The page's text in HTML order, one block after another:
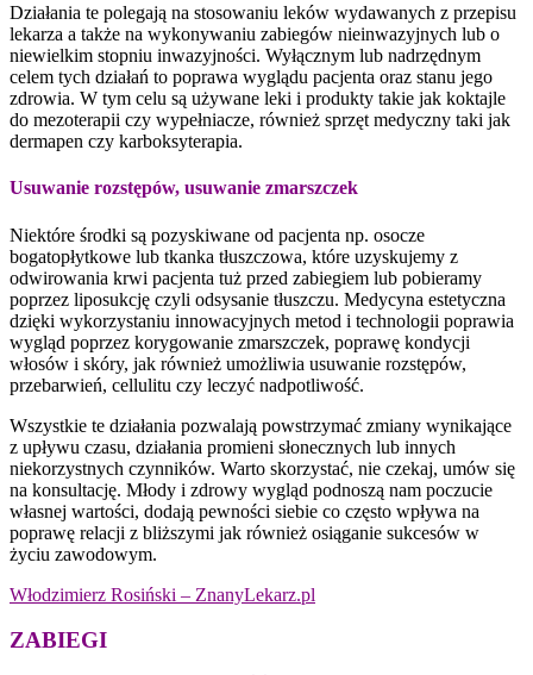
Działania te polegają na stosowaniu leków wydawanych z przepisu
lekarza a także na wykonywaniu zabiegów nieinwazyjnych lub o
niewielkim stopniu inwazyjności. Wyłącznym lub nadrzędnym
celem tych działań to poprawa wyglądu pacjenta oraz stanu jego
zdrowia. W tym celu są używane leki i produkty takie jak koktajle
do mezoterapii czy wypełniacze, również sprzęt medyczny taki jak
dermapen czy karboksyterapia.
Usuwanie rozstępów, usuwanie zmarszczek
Niektóre środki są pozyskiwane od pacjenta np. osocze
bogatopłytkowe lub tkanka tłuszczowa, które uzyskujemy z
odwirowania krwi pacjenta tuż przed zabiegiem lub pobieramy
poprzez liposukcję czyli odsysanie tłuszczu. Medycyna estetyczna
dzięki wykorzystaniu innowacyjnych metod i technologii poprawia
wygląd poprzez korygowanie zmarszczek, poprawę kondycji
włosów i skóry, jak również umożliwia usuwanie rozstępów,
przebarwień, cellulitu czy leczyć nadpotliwość.
Wszystkie te działania pozwalają powstrzymać zmiany wynikające
z upływu czasu, działania promieni słonecznych lub innych
niekorzystnych czynników. Warto skorzystać, nie czekaj, umów się
na konsultację. Młody i zdrowy wygląd podnoszą nam poczucie
własnej wartości, dodają pewności siebie co często wpływa na
poprawę relacji z bliższymi jak również osiąganie sukcesów w
życiu zawodowym.
Włodzimierz Rosiński – ZnanyLekarz.pl
ZABIEGI